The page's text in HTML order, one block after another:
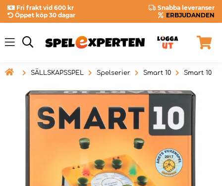
Fri frakt vid 600 kr
Snabba leveranser
Öppet köp 30 dagar
ERBJUDANDEN
 SÄLLSKAPSSPEL Spelserier Smart 10 Smart 10